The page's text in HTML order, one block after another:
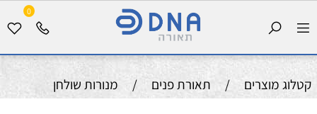
0
קטלוג מוצרים / תאורת פנים / מנורות שולחן